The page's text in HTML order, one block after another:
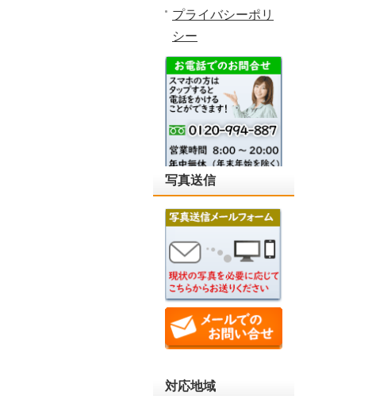
プライバシーポリ
シー
写真送信
対応地域